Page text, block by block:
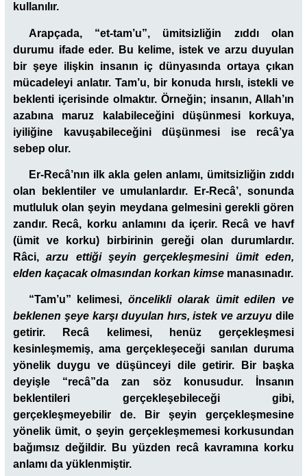
kullanılır.
Arapçada, “et-tam’u”, ümitsizliğin zıddı olan
durumu ifade eder. Bu kelime, istek ve arzu duyulan
bir şeye ilişkin insanın iç dünyasında ortaya çıkan
mücadeleyi anlatır. Tam’u, bir konuda hırslı, istekli ve
beklenti içerisinde olmaktır. Örneğin; insanın, Allah’ın
azabına maruz kalabileceğini düşünmesi korkuya,
iyiliğine kavuşabileceğini düşünmesi ise recâ’ya
sebep olur.
Er-Recâ’nın ilk akla gelen anlamı, ümitsizliğin zıddı
olan beklentiler ve umulanlardır. Er-Recâ’, sonunda
mutluluk olan şeyin meydana gelmesini gerekli gören
zandır. Recâ, korku anlamını da içerir. Recâ ve havf
(ümit ve korku) birbirinin gereği olan durumlardır.
Râci,arzu ettiği şeyin gerçekleşmesini ümit eden,
elden kaçacak olmasından korkan kimse manasınadır.
“Tam’u” kelimesi,öncelikli olarak ümit edilen ve
beklenen şeye karşı duyulan hırs, istek ve arzuyu dile
getirir. Recâ kelimesi, henüz gerçekleşmesi
kesinleşmemiş, ama gerçekleşeceği sanılan duruma
yönelik duygu ve düşünceyi dile getirir. Bir başka
deyişle “recâ”da zan söz konusudur. İnsanın
beklentileri gerçekleşebileceği gibi,
gerçekleşmeyebilir de. Bir şeyin gerçekleşmesine
yönelik ümit, o şeyin gerçekleşmemesi korkusundan
bağımsız değildir. Bu yüzden recâ kavramına korku
anlamı da yüklenmiştir.